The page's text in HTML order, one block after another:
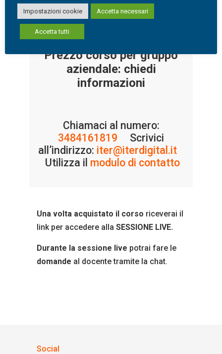
Prezzo corso individuale :
€ 240,00 + iva 22%
Prezzo corso per gruppo
aziendale: chiedi
informazioni
Chiamaci al numero:
3484161819 Scrivici
all’indirizzo: iter@iterdigital.it
Utilizza il modulo di contatto
Una volta acquistato il corso riceverai il
link per accedere alla SESSIONE LIVE.
Durante la sessione live potrai fare le
domande al docente tramite la chat.
Social
Impostazioni cookie Accetta necessari
Accetta tutti